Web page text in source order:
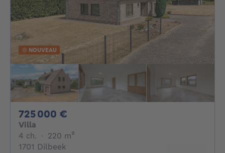
NOUVEAU
725 000 €
Villa
4 ch. 4 chambres
· 220 m²
1701 Dilbeek